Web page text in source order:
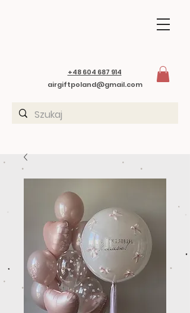
+48 604 687 914
airgiftpoland@gmail.com